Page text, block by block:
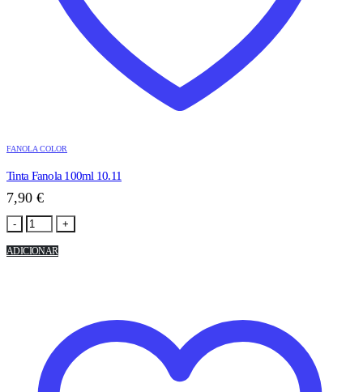
FANOLA COLOR
Tinta Fanola 100ml 10.11
7,90 €
- +
ADICIONAR